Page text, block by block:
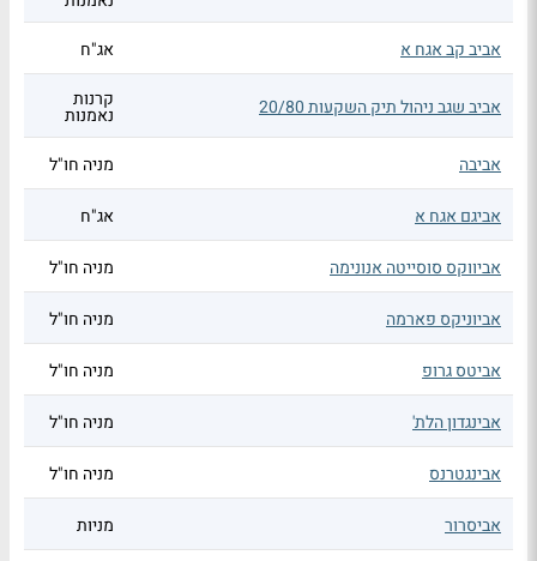
אביב קב אגח א
אג"ח
אביב שגב ניהול תיק השקעות 20/80 קרנות
נאמנות
אביבה
מניה חו"ל
אביגם אגח א אג"ח
אביווקס סוסייטה אנונימה מניה חו"ל
אביוניקס פארמה מניה חו"ל
אביטס גרופ מניה חו"ל
אבינגדון הלת' מניה חו"ל
אבינגטרנס מניה חו"ל
אביסרור מניות